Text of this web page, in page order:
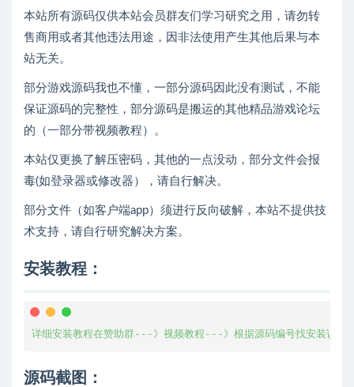
本站所有源码仅供本站会员群友们学习研究之用，请勿转
售商用或者其他违法用途，因非法使用产生其他后果与本
站无关。
部分游戏源码我也不懂，一部分源码因此没有测试，不能
保证源码的完整性，部分源码是搬运的其他精品游戏论坛
的（一部分带视频教程）。
本站仅更换了解压密码，其他的一点没动，部分文件会报
毒(如登录器或修改器），请自行解决。
部分文件（如客户端app）须进行反向破解，本站不提供技
术支持，请自行研究解决方案。
安装教程：
详细安装教程在赞助群---》视频教程---》根据源码编号找安装说明
源码截图：